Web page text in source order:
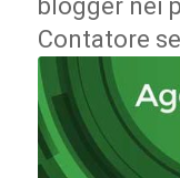
blogger nei
Contatore